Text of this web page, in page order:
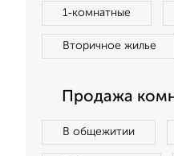
1‑комнатные
Вторичное жилье
Продажа
В общежитии